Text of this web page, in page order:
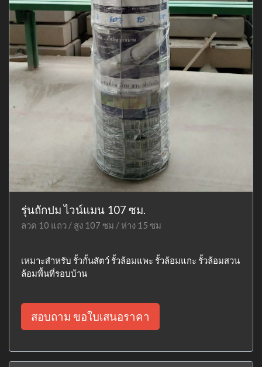
รุ่นถักปม ไวน์แมน 107 ซม.
ลวด 10 แถว / สูง 107 ซม / ห่าง 15 ซม
เหมาะสำหรับ รั้วกั้นสัตว์ รั้วล้อมแพะ รั้วล้อมแกะ รั้วล้อมสวน
ล้อมพื้นที่รอบบ้าน
สอบถาม ขอใบเสนอราคา